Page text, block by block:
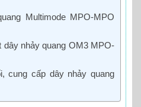
Multimode MPO-MPO
dây nhảy quang OM3 MPO-
cung cấp dây nhảy quang